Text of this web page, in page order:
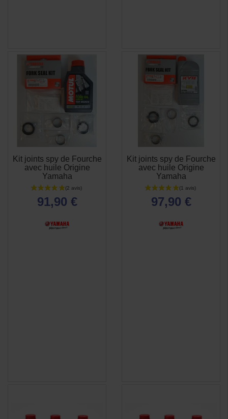
Kit joints spy de Fourche
avec huile Origine
Yamaha
91,90 €
Kit joints spy de Fourche
avec huile Origine
Yamaha
97,90 €
APERÇU
RAPIDE
APERÇU
RAPIDE